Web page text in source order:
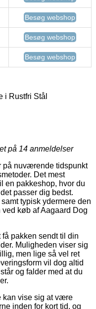
Besøg webshop
Besøg webshop
Besøg webshop
i Rustfri Stål
på 14 anmeldelser
på nuværende tidspunkt
Det mest
en pakkeshop, hvor du
passer dig bedst.
typisk ydermere den
køb af Aagaard Dog
pakken sendt til din
Muligheden viser sig
men lige så vel ret
vil dog altid
og falder med at du
kan vise sig at være
inden for kort tid, og